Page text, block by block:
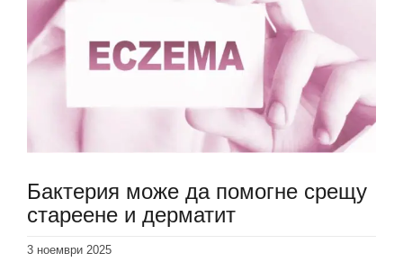
Бактерия може да помогне срещу
стареене и дерматит
3 ноември 2025